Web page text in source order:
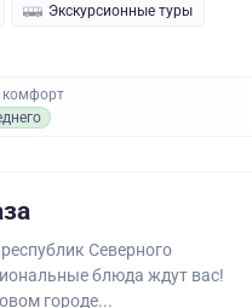
Экскурсионные туры
комфорт
Северного
блюда ждут вас!
городе...